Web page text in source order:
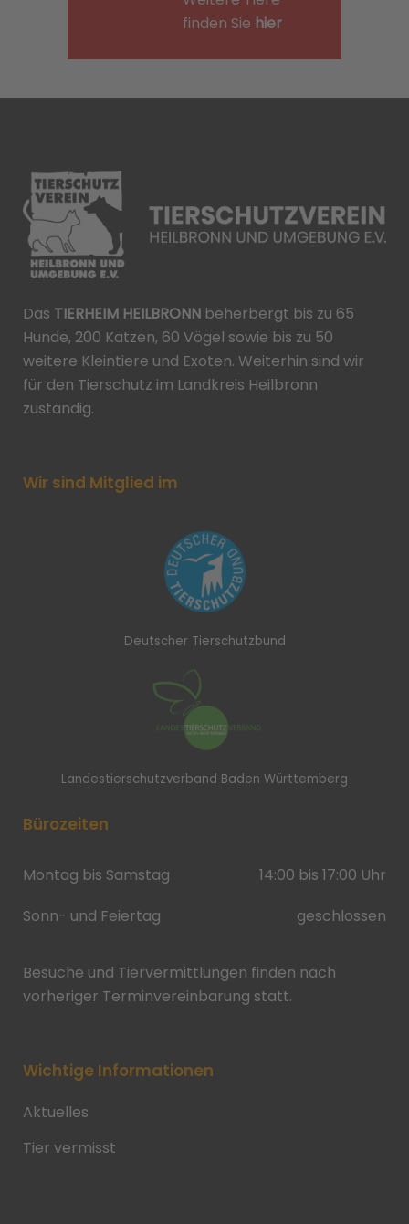
finden Sie hier
Das TIERHEIM HEILBRONN beherbergt bis zu 65
Hunde, 200 Katzen, 60 Vögel sowie bis zu 50
weitere Kleintiere und Exoten. Weiterhin sind wir
für den Tierschutz im Landkreis Heilbronn
zuständig.
Wir sind Mitglied im
Deutscher Tierschutzbund
Landestierschutzverband Baden Württemberg
Bürozeiten
Montag bis Samstag
14:00 bis 17:00 Uhr
Sonn- und Feiertag
geschlossen
Besuche und Tiervermittlungen finden nach
vorheriger Terminvereinbarung statt.
Wichtige Informationen
Aktuelles
Tier vermisst